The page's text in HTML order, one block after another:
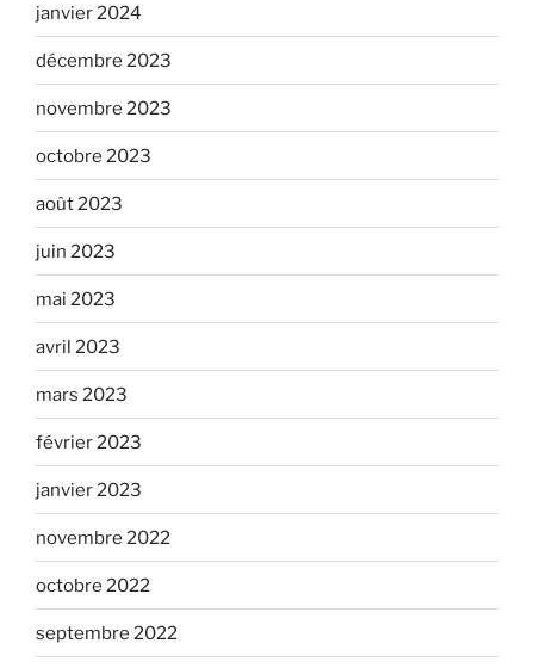
janvier 2024
décembre 2023
novembre 2023
octobre 2023
août 2023
juin 2023
mai 2023
avril 2023
mars 2023
février 2023
janvier 2023
novembre 2022
octobre 2022
septembre 2022